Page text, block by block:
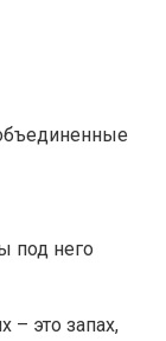
под него
– это запах,